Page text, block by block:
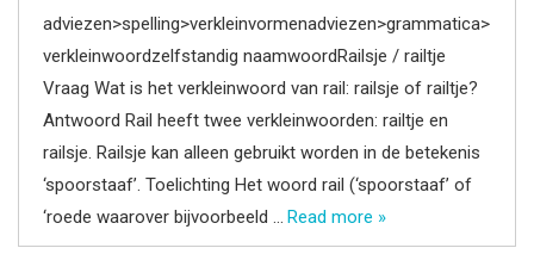
adviezen>spelling>verkleinvormenadviezen>grammatica>
verkleinwoordzelfstandig naamwoordRailsje / railtje
Vraag Wat is het verkleinwoord van rail: railsje of railtje?
Antwoord Rail heeft twee verkleinwoorden: railtje en
railsje. Railsje kan alleen gebruikt worden in de betekenis
‘spoorstaaf’. Toelichting Het woord rail (‘spoorstaaf’ of
‘roede waarover bijvoorbeeld … Read more »